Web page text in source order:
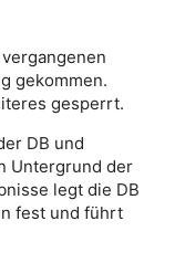
gekommen.
gesperrt.
DB und
Untergrund der
legt die DB
fest und führt